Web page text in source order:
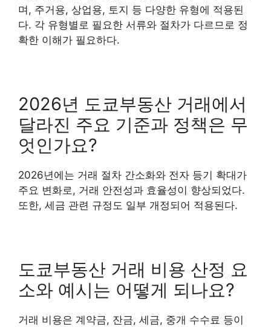
며, 주거용, 상업용, 토지 등 다양한 유형에 적용된
다. 각 유형별로 필요한 서류와 절차가 다르므로 정
확한 이해가 필요하다.
2026년 도쿄부동산 거래에서
달라진 주요 기준과 정책은 무
엇인가요?
2026년에는 거래 절차 간소화와 전자 등기 확대가
주요 변화로, 거래 안전성과 효율성이 향상되었다.
또한, 세금 관련 규정도 일부 개정되어 적용된다.
도쿄부동산 거래 비용 산정 요
소와 예시는 어떻게 되나요?
거래 비용은 계약금, 잔금, 세금, 중개 수수료 등이